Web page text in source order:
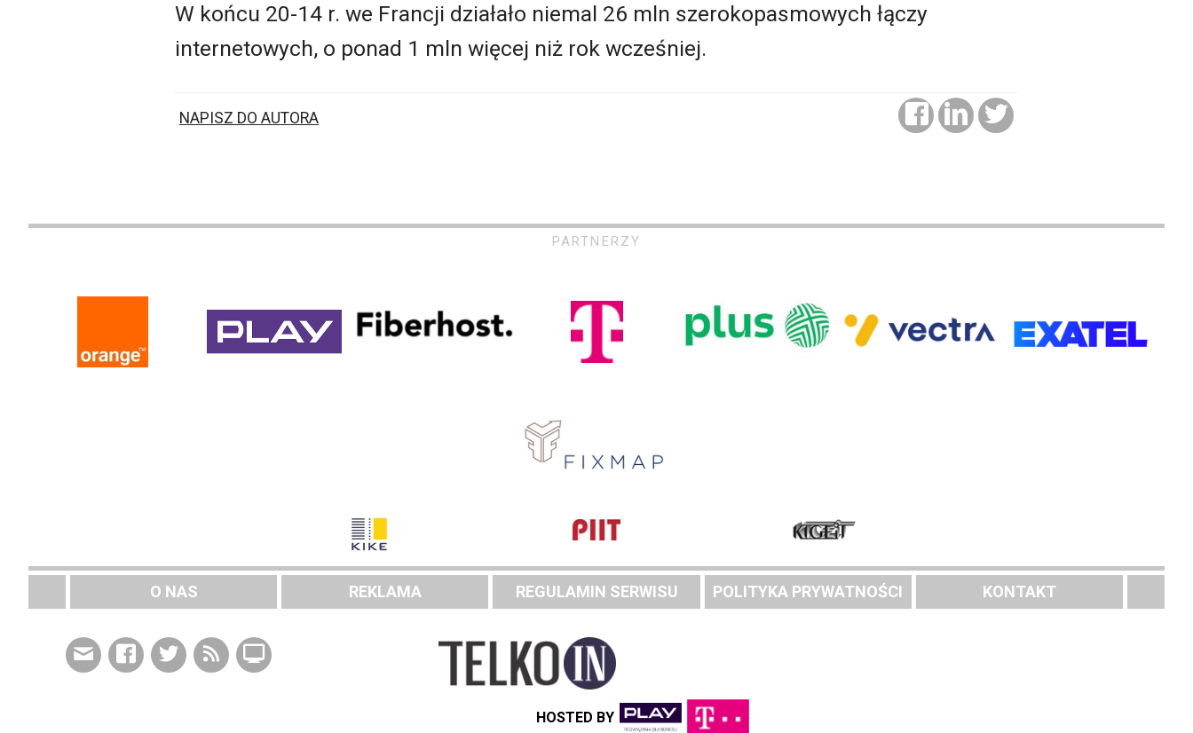
W końcu 20-14 r. we Francji działało niemal 26 mln szerokopasmowych łączy
internetowych, o ponad 1 mln więcej niż rok wcześniej.
NAPISZ DO AUTORA
PARTNERZY
O NAS REKLAMA REGULAMIN SERWISU POLITYKA PRYWATNOŚCI KONTAKT
HOSTED BY